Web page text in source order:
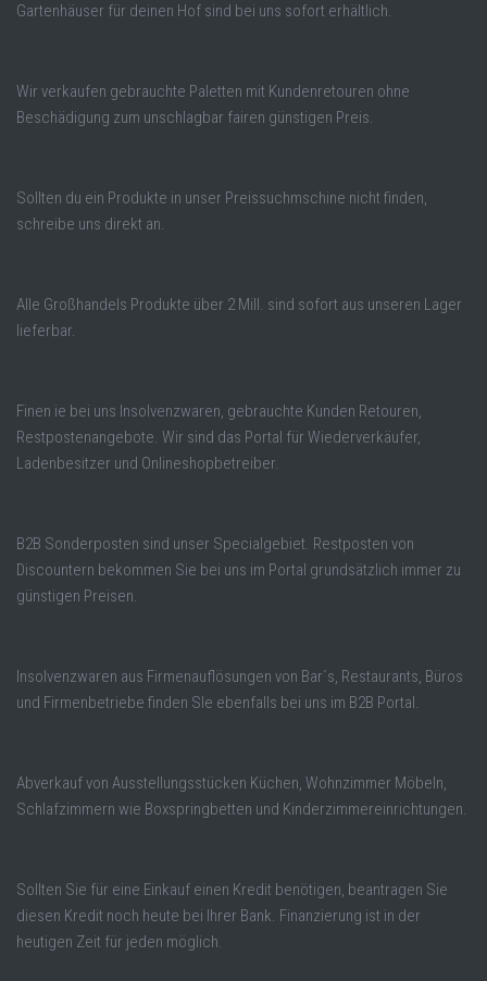
Gartenhäuser für deinen Hof sind bei uns sofort erhältlich.
Wir verkaufen gebrauchte Paletten mit Kundenretouren ohne
Beschädigung zum unschlagbar fairen günstigen Preis.
Sollten du ein Produkte in unser Preissuchmschine nicht finden,
schreibe uns direkt an.
Alle Großhandels Produkte über 2 Mill. sind sofort aus unseren Lager
lieferbar.
Finen ie bei uns Insolvenzwaren, gebrauchte Kunden Retouren,
Restpostenangebote. Wir sind das Portal für Wiederverkäufer,
Ladenbesitzer und Onlineshopbetreiber.
B2B Sonderposten sind unser Specialgebiet. Restposten von
Discountern bekommen Sie bei uns im Portal grundsätzlich immer zu
günstigen Preisen.
Insolvenzwaren aus Firmenauflösungen von Bar´s, Restaurants, Büros
und Firmenbetriebe finden SIe ebenfalls bei uns im B2B Portal.
Abverkauf von Ausstellungsstücken Küchen, Wohnzimmer Möbeln,
Schlafzimmern wie Boxspringbetten und Kinderzimmereinrichtungen.
Sollten Sie für eine Einkauf einen Kredit benötigen, beantragen Sie
diesen Kredit noch heute bei Ihrer Bank. Finanzierung ist in der
heutigen Zeit für jeden möglich.